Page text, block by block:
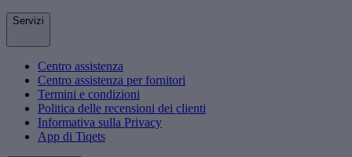
Servizi
Centro assistenza
Centro assistenza per fornitori
Termini e condizioni
Politica delle recensioni dei clienti
Informativa sulla Privacy
App di Tiqets